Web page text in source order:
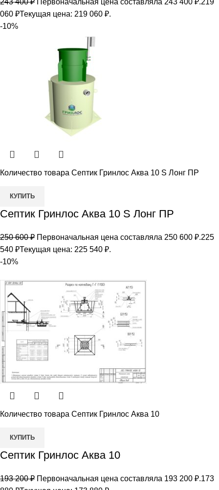
060 ₽Текущая цена: 219 060 ₽.
-10%
Количество товара Септик Гринлос Аква 10 S Лонг ПР
КУПИТЬ
Септик Гринлос Аква 10 S Лонг ПР
250 600₽ Первоначальная цена составляла 250 600 ₽.225
540 ₽Текущая цена: 225 540 ₽.
-10%
Количество товара Септик Гринлос Аква 10
КУПИТЬ
Септик Гринлос Аква 10
193 200₽ Первоначальная цена составляла 193 200 ₽.173